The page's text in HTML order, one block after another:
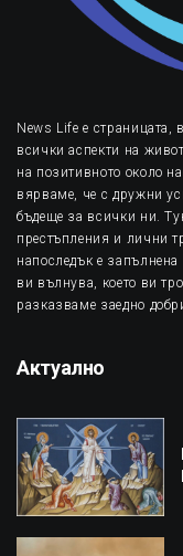
News Life е страницата,
всички аспекти на
на позитивното около
вярваме, че с дружни
бъдеще за всички ни.
престъпления и лични
напоследък е
ви вълнува, което ви
разказваме заедно
Актуално